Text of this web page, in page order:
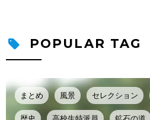
POPULAR TAG
まとめ 風景 セレクション